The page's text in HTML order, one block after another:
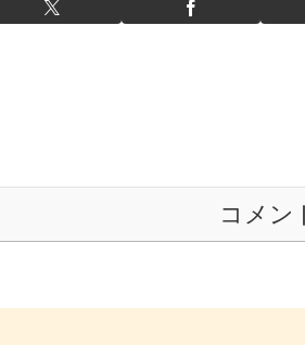
コメン